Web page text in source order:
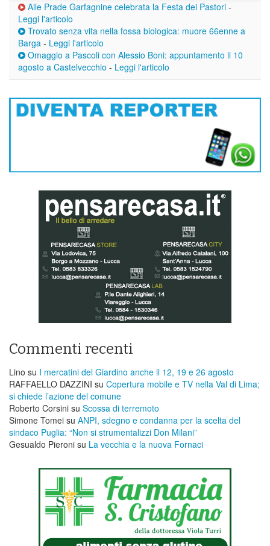
Alle Prade Garfagnine celebrata la Festa dei Pastori -
Leggi l'articolo
Trovato senza vita nella fossa biologica: muore 66enne a
Barga - Leggi l'articolo
Omaggio a Pascoli con Alessio Boni: appuntamento il 10
agosto a Castelvecchio - Leggi l'articolo
Commenti recenti
Lino su I mercatini del Giardino anche il 12, 19 e 26 agosto
RAFFAELLO DAZZINI su ​Copertura mobile e TV nella Val di Lima;
si chiede l’azione del comune
Roberto Corsini su Scossa di terremoto
Simone Tomei su ANPI, sdegno e condanna per la scelta del
sindaco Puglia: “Non si strumentalizzi Don Milani”
Gesualdo Pieroni su La vecchia e la nuova Fornaci